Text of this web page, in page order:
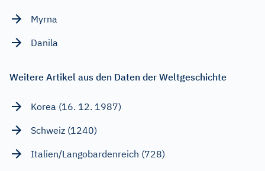
Myrna
Danila
Weitere Artikel aus den Daten der Weltgeschichte
Korea (16. 12. 1987)
Schweiz (1240)
Italien/Langobardenreich (728)